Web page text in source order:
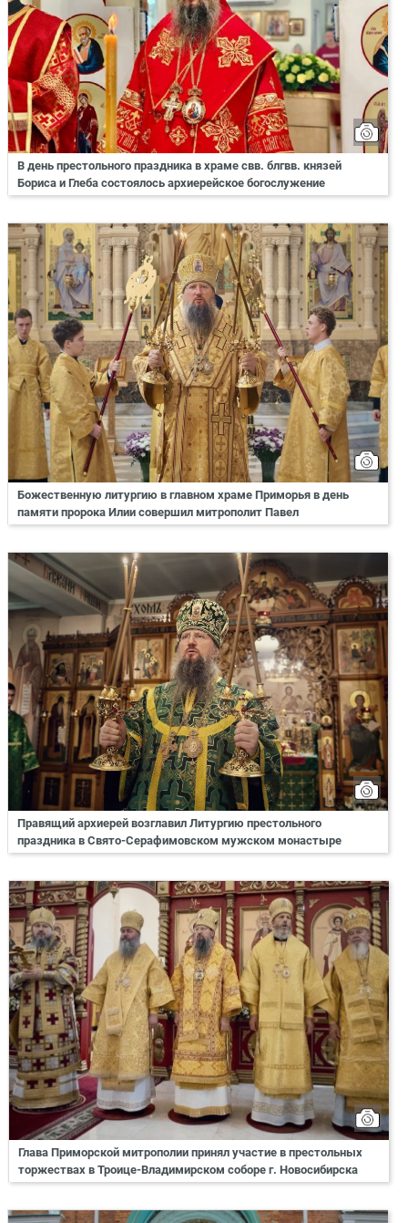
В день престольного праздника в храме свв. блгвв. князей
Бориса и Глеба состоялось архиерейское богослужение
Божественную литургию в главном храме Приморья в день
памяти пророка Илии совершил митрополит Павел
Правящий архиерей возглавил Литургию престольного
праздника в Свято-Серафимовском мужском монастыре
Глава Приморской митрополии принял участие в престольных
торжествах в Троице-Владимирском соборе г. Новосибирска